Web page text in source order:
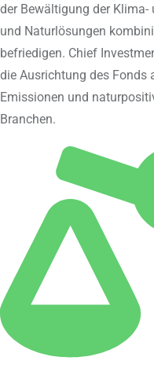
der Bewältigung der Klima-
und Naturlösungen
befriedigen. Chief
die Ausrichtung des Fonds
Emissionen und
Branchen.